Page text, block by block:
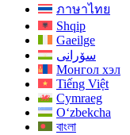
ภาษาไทย
Shqip
Gaeilge
سۆرانی
Монгол хэл
Tiếng Việt
Cymraeg
O‘zbekcha
বাংলা